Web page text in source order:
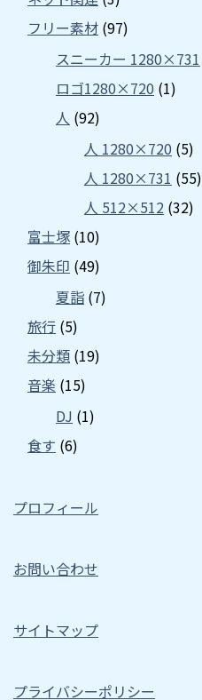
フリー素材 (97)
スニーカー 1280×731
ロゴ1280×720 (1)
人 (92)
人 1280×720 (5)
人 1280×731 (55)
人 512×512 (32)
富士塚 (10)
御朱印 (49)
夏詣 (7)
旅行 (5)
未分類 (19)
音楽 (15)
DJ (1)
食す (6)
プロフィール
お問い合わせ
サイトマップ
プライバシーポリシー